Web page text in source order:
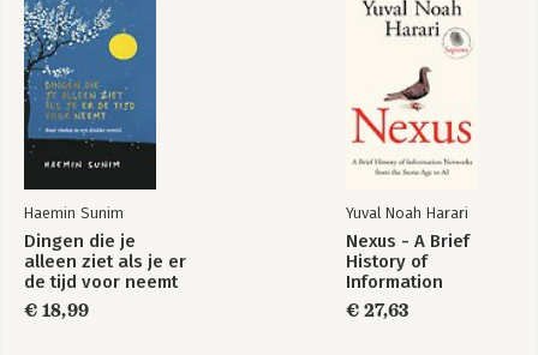
Haemin Sunim
Dingen die je
alleen ziet als je er
de tijd voor neemt
€ 18,99
Yuval Noah Harari
Nexus - A Brief
History of
Information
Networks from the
Stone Age to AI
€ 27,63